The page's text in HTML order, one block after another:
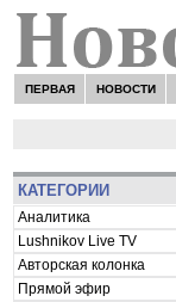
ПЕРВАЯ НОВОСТИ
КАТЕГОРИИ
Аналитика
Lushnikov Live TV
Авторская колонка
Прямой эфир